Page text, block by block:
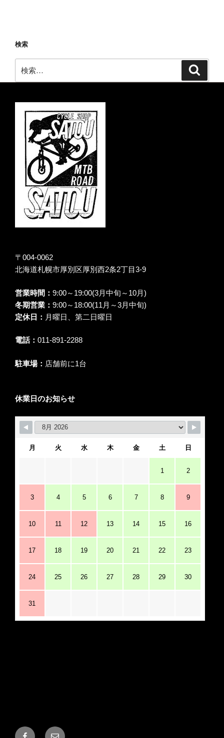
検索
索:
〒004-0062
北海道札幌市厚別区厚別西2条2丁目3-9
営業時間： 9:00～19:00(3月中旬～10月)
冬期営業： 9:00～18:00(11月～3月中旬)
定休日： 月曜日、第二日曜日
電話： 011-891-2288
駐車場： 店舗前に1台
休業日のお知らせ
月 火 水 木 金 土 日
1 2
3 4 5 6 7 8 9
10 11 12 13 14 15 16
17 18 19 20 21 22 23
24 25 26 27 28 29 30
31
Facebook
メ